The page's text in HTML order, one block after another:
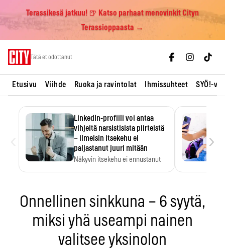
Terassikesä jatkuu! 🍺 Katso parhaat menovinkit Cityn
Terassioppaasta →
Tätä et odottanut
Etusivu Viihde Ruoka ja ravintolat Ihmissuhteet SYÖ!-
LinkedIn-profiili voi antaa
vihjeitä narsistisista piirteistä
– ilmeisin itsekehu ei
paljastanut juuri mitään
Näkyvin itsekehu ei ennustanut
›
Onnellinen sinkkuna – 6 syytä,
miksi yhä useampi nainen
valitsee yksinolon